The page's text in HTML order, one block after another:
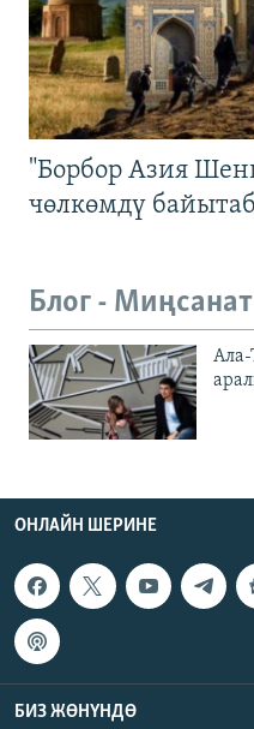
"Борбор Азия
чөлкөмдү
Блог - Миңсанат
Ала-
ОНЛАЙН ШЕРИНЕ
БИЗ ЖӨНҮНДӨ